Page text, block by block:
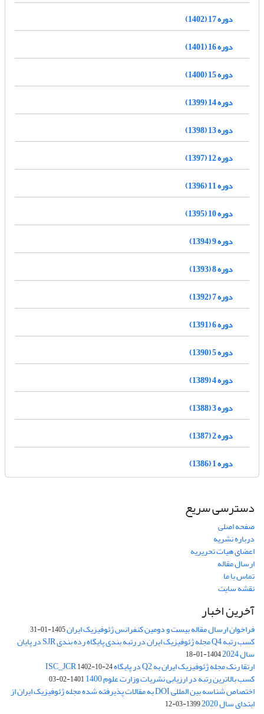
دوره 17 (1402)
دوره 16 (1401)
دوره 15 (1400)
دوره 14 (1399)
دوره 13 (1398)
دوره 12 (1397)
دوره 11 (1396)
دوره 10 (1395)
دوره 9 (1394)
دوره 8 (1393)
دوره 7 (1392)
دوره 6 (1391)
دوره 5 (1390)
دوره 4 (1389)
دوره 3 (1388)
دوره 2 (1387)
دوره 1 (1386)
دسترسی سریع
صفحه اصلی
درباره نشریه
اعضای هیات تحریریه
ارسال مقاله
تماس با ما
نقشه سایت
آخرین اخبار
فراخوان ارسال مقاله بیست و دومین کنفرانس ژئوفیزیک ایران1405-01-31
کسب رتبه Q4 مجله ژئوفیزیک ایران در رتبه بندی پایگاه رده بندی SJR در پایان
سال 2024 1404-01-18
ارتقا رنک مجله ژئوفیزیک ایران به Q2 در پایگاه ISC_JCR 1402-10-24
کسب بالاترین رتبه در ارزیابی نشریات وزارت علوم 1400 1401-02-03
اختصاص شناسه بین المللی DOI به مقالات پذیرفته شده مجله ژئوفیزیک ایران از
ابتدای سال 2020 1399-03-12